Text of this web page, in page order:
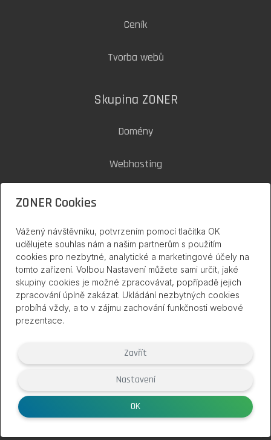
Ceník
Tvorba webů
Skupina ZONER
Domény
Webhosting
Zoner Cloud
inPage na internetu
(2007 – 2026) Službu inPage poskytuje společnost ZONER a.s. |
www.zoner.eu
Smluvní podmínky|Ochrana soukromí|Nastavení cookies
ZONER Cookies
Vážený návštěvníku, potvrzením pomocí tlačítka OK
udělujete souhlas nám a našim partnerům s použitím
cookies pro nezbytné, analytické a marketingové účely na
tomto zařízení. Volbou Nastavení můžete sami určit, jaké
skupiny cookies je možné zpracovávat, popřípadě jejich
zpracování úplně zakázat. Ukládání nezbytných cookies
probíhá vždy, a to v zájmu zachování funkčnosti webové
prezentace.
Zavřít
Nastavení
OK